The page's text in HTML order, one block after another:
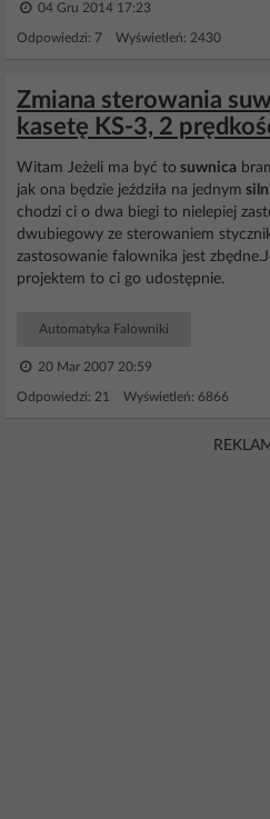
04 Gru 2014 17:23
Odpowiedzi: 7 Wyświetleń: 2430
Zmiana sterowania
kasetę KS-3, 2
Witam Jeżeli ma być to suwnica
jak ona będzie jeździła na jednym
chodzi ci o dwa biegi to nielepiej
dwubiegowy ze sterowaniem
zastosowanie falownika jest
projektem to ci go udostępnie.
Automatyka Falowniki
20 Mar 2007 20:59
Odpowiedzi: 21 Wyświetleń: 6866